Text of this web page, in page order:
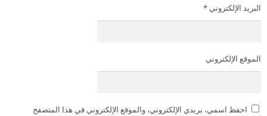
البريد الإلكتروني *
الموقع الإلكتروني
احفظ اسمي، بريدي الإلكتروني، والموقع الإلكتروني في هذا المتصفح